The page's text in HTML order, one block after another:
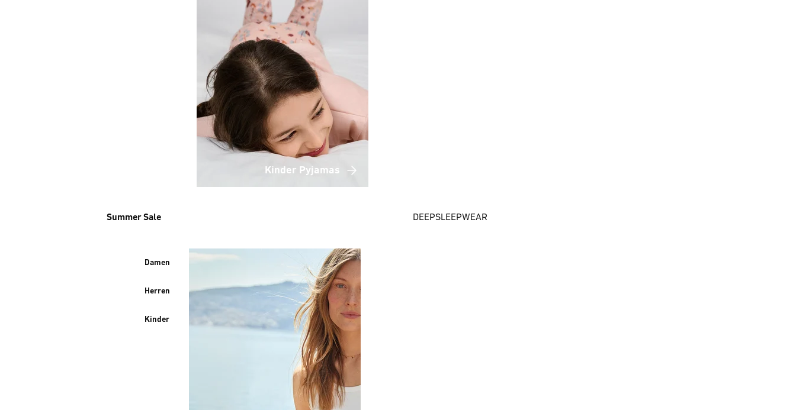
Kinder Pyjamas
Summer Sale
Damen
Herren
Kinder
DEEPSLEEPWEAR